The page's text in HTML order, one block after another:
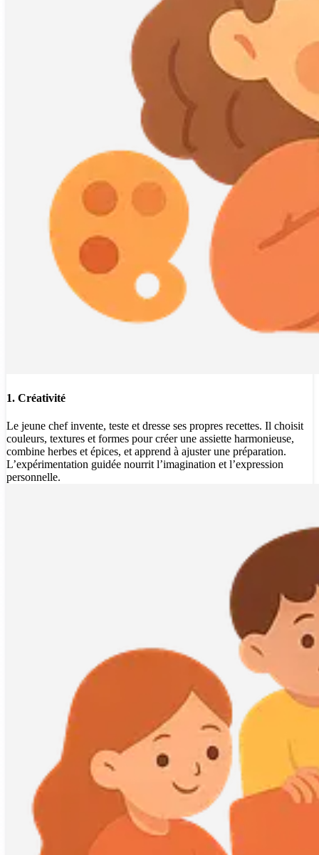
1. Créativité
Le jeune chef invente, teste et dresse ses propres recettes. Il choisit
couleurs, textures et formes pour créer une assiette harmonieuse,
combine herbes et épices, et apprend à ajuster une préparation.
L’expérimentation guidée nourrit l’imagination et l’expression
personnelle.